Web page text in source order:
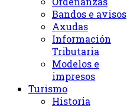
Bandos e avisos
Axudas
Información
Tributaria
Modelos e
impresos
Turismo
Historia